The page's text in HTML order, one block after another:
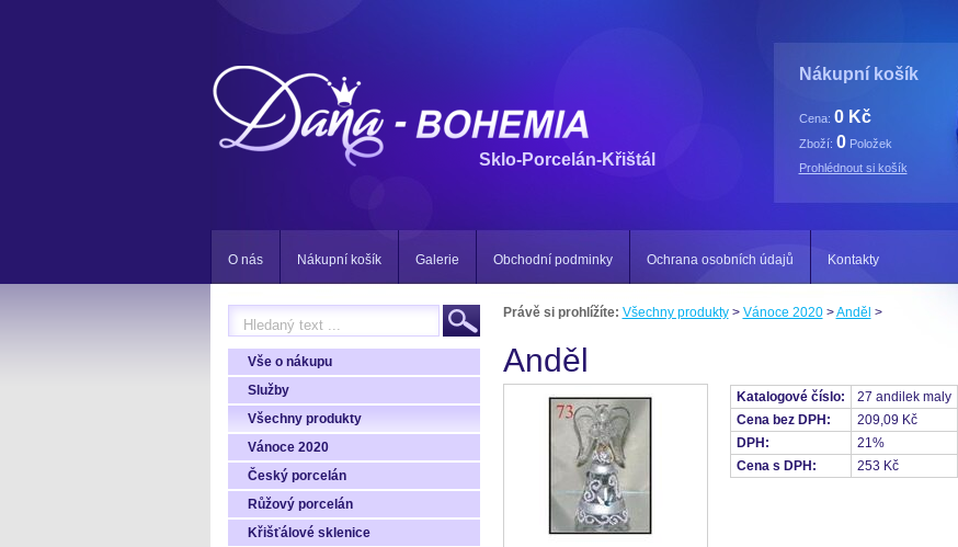
Sklo-Porcelán-Křištál
Nákupní košík
Cena: 0 Kč
Zboží: 0Položek
Prohlédnout si košík
O nás Nákupní košík Galerie Obchodní podminky Ochrana osobních údajů Kontakty
Vše o nákupu
Služby
Všechny produkty
Vánoce 2020
Český porcelán
Růžový porcelán
Křišťálové sklenice
Právě si prohlížíte: Všechny produkty> Vánoce 2020>Anděl >
Anděl
Katalogové číslo:
27 andilek maly
Cena bez DPH:
209,09 Kč
DPH:
21%
Cena s DPH:
253 Kč